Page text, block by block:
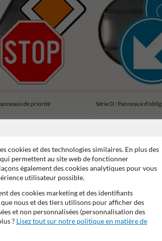
de priorité Série D : Panneaux
Stratifé anti-graffiti 99% anti-
cookies et des technologies similaires. En plus des
permettent au site web de fonctionner
également des cookies analytiques pour vous
utilisateur possible.
des cookies marketing et des identifiants
nous et des tiers utilisons pour afficher des
et non personnalisées (personnalisation des
? Lisez tout sur notre politique en matière de